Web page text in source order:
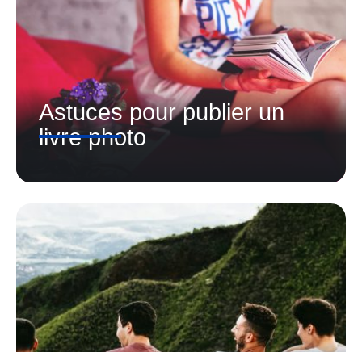
Astuces pour publier un
livre photo